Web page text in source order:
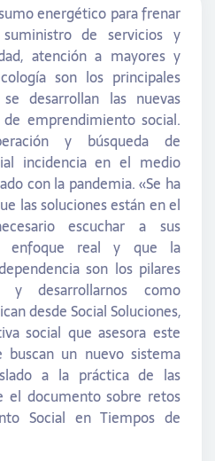
energético para frenar
de servicios y
atención a mayores y
son los principales
desarrollan las nuevas
emprendimiento social.
y búsqueda de
incidencia en el medio
con la pandemia. «Se ha
las soluciones están en el
escuchar a sus
enfoque real y que la
son los pilares
y desarrollarnos como
desde Social Soluciones,
social que asesora este
un nuevo sistema
a la práctica de las
el documento sobre retos
Social en Tiempos de